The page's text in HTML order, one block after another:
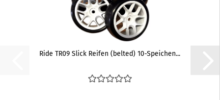
Ride TR09 Slick Reifen (belted) 10-Speichen...